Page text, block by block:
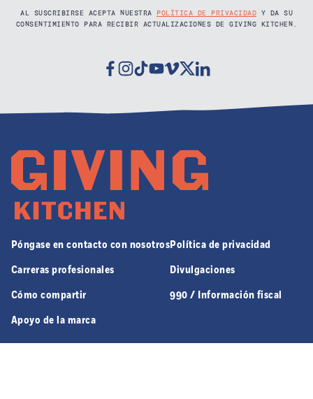
AL SUSCRIBIRSE ACEPTA NUESTRA POLÍTICA DE PRIVACIDAD Y DA SU
CONSENTIMIENTO PARA RECIBIR ACTUALIZACIONES DE GIVING KITCHEN.
Facebook
Instagram
TiktokYoutube
VimeoTwitterLinkedin
Póngase en contacto con nosotros
Carreras profesionales
Cómo compartir
Apoyo de la marca
Política de privacidad
Divulgaciones
990 / Información fiscal